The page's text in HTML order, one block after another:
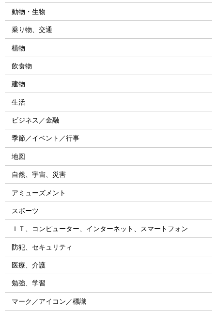
動物・生物
乗り物、交通
植物
飲食物
建物
生活
ビジネス／金融
季節／イベント／行事
地図
自然、宇宙、災害
アミューズメント
スポーツ
ＩＴ、コンピューター、インターネット、スマートフォン
防犯、セキュリティ
医療、介護
勉強、学習
マーク／アイコン／標識